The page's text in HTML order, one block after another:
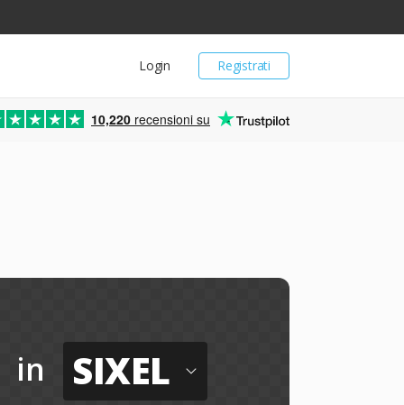
Registrati
Login
10,220 recensioni su
in SIXEL